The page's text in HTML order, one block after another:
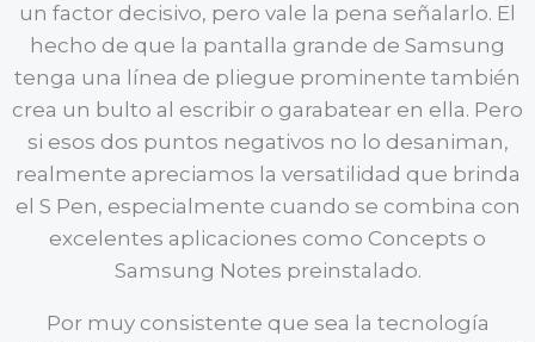
un factor decisivo, pero vale la pena señalarlo. El
hecho de que la pantalla grande de Samsung
tenga una línea de pliegue prominente también
crea un bulto al escribir o garabatear en ella. Pero
si esos dos puntos negativos no lo desaniman,
realmente apreciamos la versatilidad que brinda
el S Pen, especialmente cuando se combina con
excelentes aplicaciones como Concepts o
Samsung Notes preinstalado.
Por muy consistente que sea la tecnología